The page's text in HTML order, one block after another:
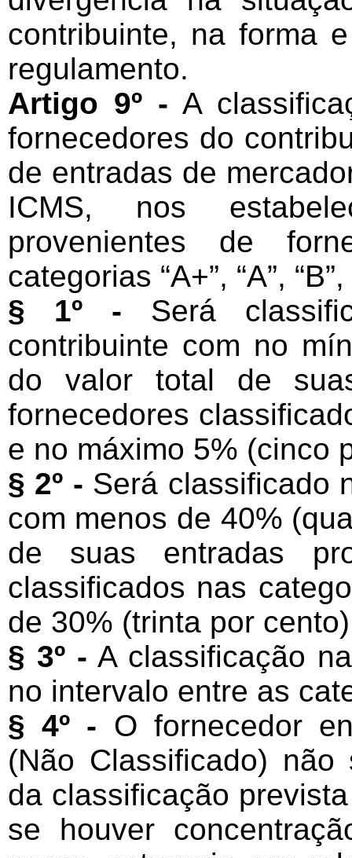
contribuinte, na forma
regulamento.
Artigo 9º - A
fornecedores do
de entradas de
ICMS, nos
provenientes de
categorias “A+”, “A”, “B”,
§ 1º - Será
contribuinte com no
do valor total de
fornecedores
e no máximo 5% (cinco
§ 2º - Será classificado
com menos de 40%
de suas entradas
classificados nas
de 30% (trinta por
§ 3º - A classificação
no intervalo entre as
§ 4º - O fornecedor
(Não Classificado)
da classificação
se houver